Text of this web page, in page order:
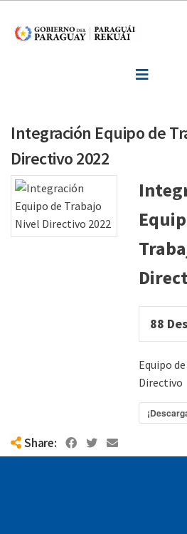
Inicio
Noticias
Consultas o Sugerencias
Denuncias
Integración Equipo de
Directivo 2022
88
Equipo
Directivo
Share: